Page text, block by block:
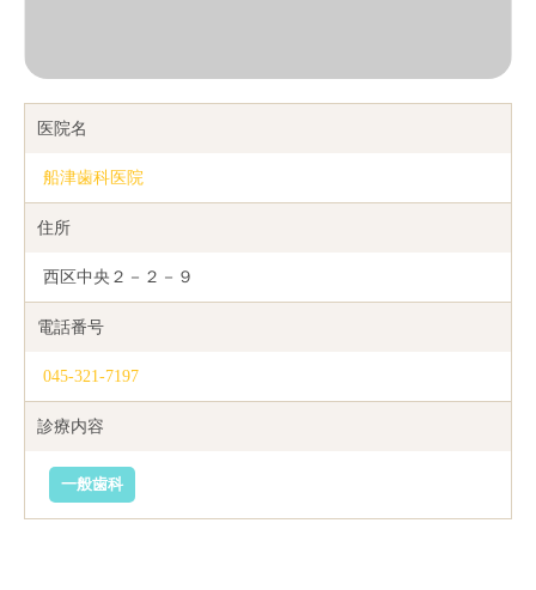
医院名
船津歯科医院
住所
西区中央２－２－９
電話番号
045-321-7197
診療内容
一般歯科